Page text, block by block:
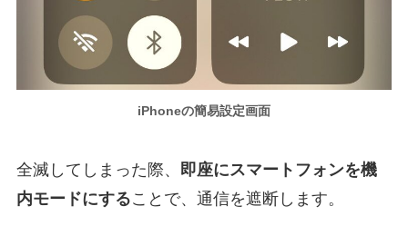
iPhoneの簡易設定画面
全滅してしまった際、 即座にスマートフォンを機
内モードにすることで、通信を遮断します。